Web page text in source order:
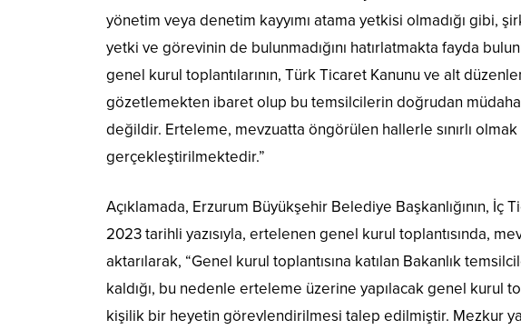
yönetim veya denetim kayyımı atama yetkisi olmadığı gibi,
yetki ve görevinin de bulunmadığını hatırlatmakta fayda
genel kurul toplantılarının, Türk Ticaret Kanunu ve alt
gözetlemekten ibaret olup bu temsilcilerin doğrudan
değildir. Erteleme, mevzuatta öngörülen hallerle sınırlı olmak
gerçekleştirilmektedir.”
Açıklamada, Erzurum Büyükşehir Belediye Başkanlığının,
2023 tarihli yazısıyla, ertelenen genel kurul toplantısında,
aktarılarak, “Genel kurul toplantısına katılan Bakanlık
kaldığı, bu nedenle erteleme üzerine yapılacak genel kurul
kişilik bir heyetin görevlendirilmesi talep edilmiştir. Mezkur